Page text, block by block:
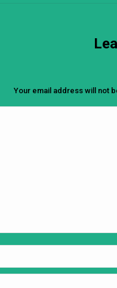
Your email address will not